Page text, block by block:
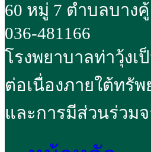
60 หมู่ 7 ตำบลบาง
036-481166
โรงพยาบาลท่าวุ้ง
ต่อเนื่องภายใต้ทรั
และการมีส่วนร่วม